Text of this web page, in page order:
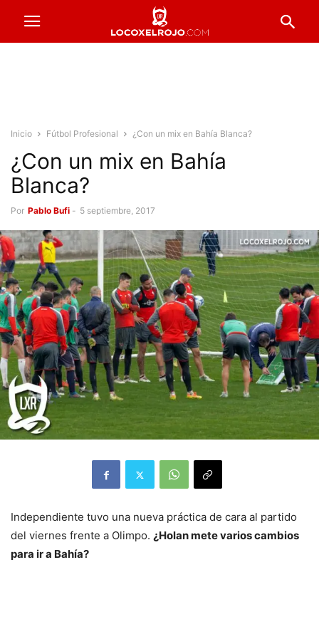
Inicio Fútbol Profesional ¿Con un mix en Bahía Blanca?
¿Con un mix en Bahía
Blanca?
Por Pablo Bufi - 5 septiembre, 2017
Independiente tuvo una nueva práctica de cara al partido
del viernes frente a Olimpo. ¿Holan mete varios cambios
para ir a Bahía?